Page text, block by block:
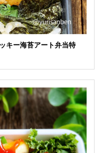
キー海苔アート弁当特